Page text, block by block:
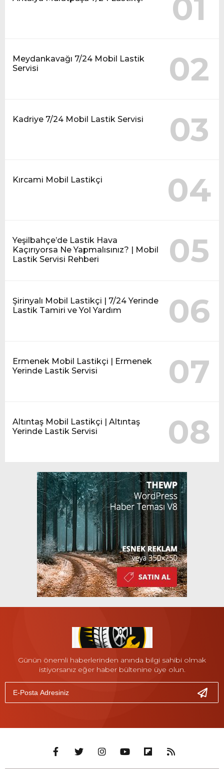
01
Meydankavağı 7/24 Mobil Lastik
Servisi
02
Kadriye 7/24 Mobil Lastik Servisi 03
Kırcami Mobil Lastikçi 04
Yeşilbahçe’de Lastik Hava
Kaçırıyorsa Ne Yapmalısınız? | Mobil
Lastik Servisi Rehberi
05
Şirinyalı Mobil Lastikçi | 7/24 Yerinde
Lastik Tamiri ve Yol Yardım
06
Ermenek Mobil Lastikçi | Ermenek
Yerinde Lastik Servisi
07
Altıntaş Mobil Lastikçi | Altıntaş
Yerinde Lastik Servisi
08
Günün önemli haberlerinden anında bilgi sahibi olmak
istiyorsanız eğer haber bültenine üye olun.